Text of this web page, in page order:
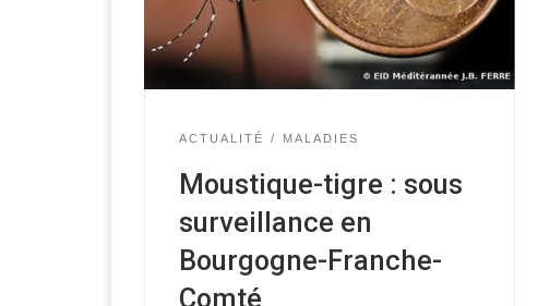
ACTUALITÉ MALADIES
Moustique-tigre : sous
surveillance en
Bourgogne-Franche-
Comté